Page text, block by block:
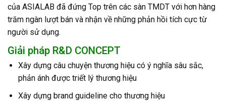
của ASIALAB đã đứng Top trên các sàn TMDT với hơn hàng
trăm ngàn lượt bán và nhận về những phản hồi tích cực từ
người sử dụng.
Giải pháp R&D CONCEPT
Xây dựng câu chuyện thương hiệu có ý nghĩa sâu sắc,
phản ánh được triết lý thương hiệu
Xây dựng brand guideline cho thương hiệu